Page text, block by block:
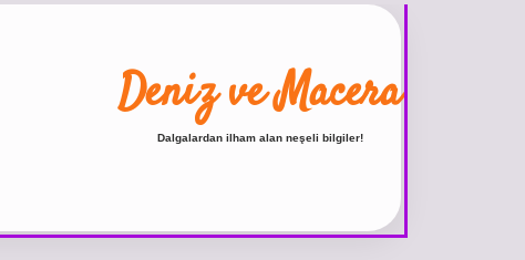
Deniz ve Macera
Dalgalardan ilham alan neşeli bilgiler!
ilbetvdcasino giriş sitesivdcasino güncel girişhttps://www.betexper.xyz/